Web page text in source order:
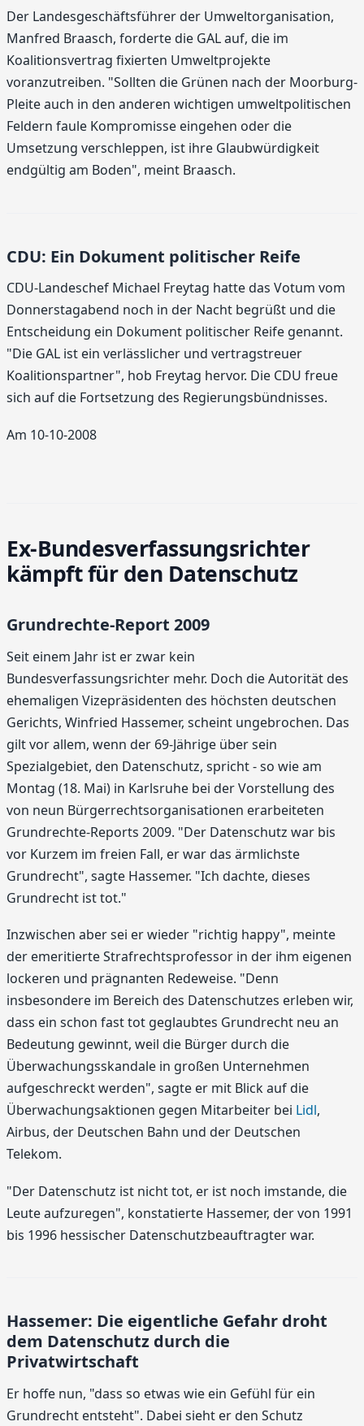
Der Landesgeschäftsführer der Umweltorganisation,
Manfred Braasch, forderte die GAL auf, die im
Koalitionsvertrag fixierten Umweltprojekte
voranzutreiben. "Sollten die Grünen nach der Moorburg-
Pleite auch in den anderen wichtigen umweltpolitischen
Feldern faule Kompromisse eingehen oder die
Umsetzung verschleppen, ist ihre Glaubwürdigkeit
endgültig am Boden", meint Braasch.
CDU: Ein Dokument politischer Reife
CDU-Landeschef Michael Freytag hatte das Votum vom
Donnerstagabend noch in der Nacht begrüßt und die
Entscheidung ein Dokument politischer Reife genannt.
"Die GAL ist ein verlässlicher und vertragstreuer
Koalitionspartner", hob Freytag hervor. Die CDU freue
sich auf die Fortsetzung des Regierungsbündnisses.
Am 10-10-2008
Ex-Bundesverfassungsrichter
kämpft für den Datenschutz
Grundrechte-Report 2009
Seit einem Jahr ist er zwar kein
Bundesverfassungsrichter mehr. Doch die Autorität des
ehemaligen Vizepräsidenten des höchsten deutschen
Gerichts, Winfried Hassemer, scheint ungebrochen. Das
gilt vor allem, wenn der 69-Jährige über sein
Spezialgebiet, den Datenschutz, spricht - so wie am
Montag (18. Mai) in Karlsruhe bei der Vorstellung des
von neun Bürgerrechtsorganisationen erarbeiteten
Grundrechte-Reports 2009. "Der Datenschutz war bis
vor Kurzem im freien Fall, er war das ärmlichste
Grundrecht", sagte Hassemer. "Ich dachte, dieses
Grundrecht ist tot."
Inzwischen aber sei er wieder "richtig happy", meinte
der emeritierte Strafrechtsprofessor in der ihm eigenen
lockeren und prägnanten Redeweise. "Denn
insbesondere im Bereich des Datenschutzes erleben wir,
dass ein schon fast tot geglaubtes Grundrecht neu an
Bedeutung gewinnt, weil die Bürger durch die
Überwachungsskandale in großen Unternehmen
aufgeschreckt werden", sagte er mit Blick auf die
Überwachungsaktionen gegen Mitarbeiter bei Lidl,
Airbus, der Deutschen Bahn und der Deutschen
Telekom.
"Der Datenschutz ist nicht tot, er ist noch imstande, die
Leute aufzuregen", konstatierte Hassemer, der von 1991
bis 1996 hessischer Datenschutzbeauftragter war.
Hassemer: Die eigentliche Gefahr droht
dem Datenschutz durch die
Privatwirtschaft
Er hoffe nun, "dass so etwas wie ein Gefühl für ein
Grundrecht entsteht". Dabei sieht er den Schutz